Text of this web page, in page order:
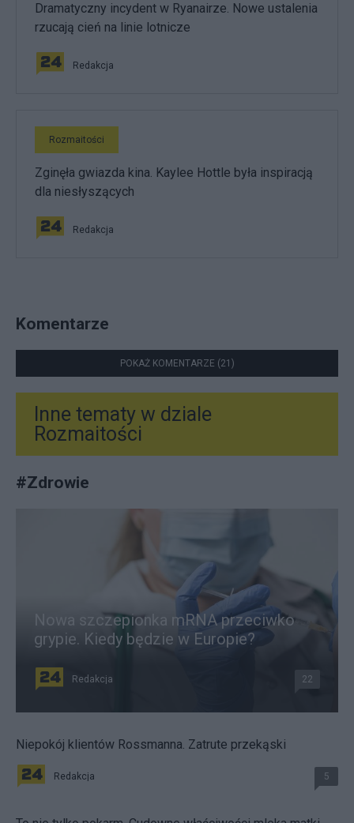
Dramatyczny incydent w Ryanairze. Nowe ustalenia
rzucają cień na linie lotnicze
Redakcja
Rozmaitości
Zginęła gwiazda kina. Kaylee Hottle była inspiracją
dla niesłyszących
Redakcja
Komentarze
POKAŻ KOMENTARZE (21)
Inne tematy w dziale
Rozmaitości
#Zdrowie
Nowa szczepionka mRNA przeciwko
grypie. Kiedy będzie w Europie?
Redakcja 22
Niepokój klientów Rossmanna. Zatrute przekąski
Redakcja 5